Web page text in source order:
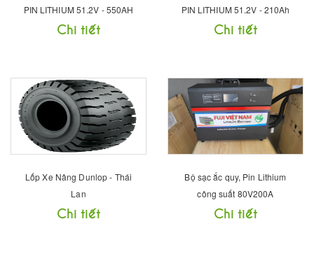
PIN LITHIUM 51.2V - 550AH
Chi tiết
PIN LITHIUM 51.2V - 210Ah
Chi tiết
Lốp Xe Nâng Dunlop - Thái
Lan
Chi tiết
Bộ sạc ắc quy, Pin Lithium
công suất 80V200A
Chi tiết